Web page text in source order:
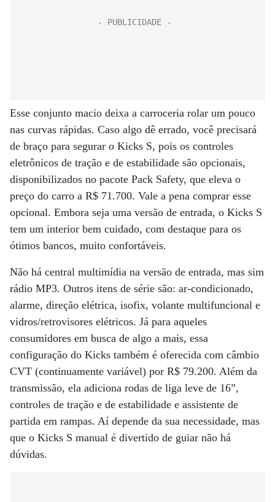
Esse conjunto macio deixa a carroceria rolar um pouco
nas curvas rápidas. Caso algo dê errado, você precisará
de braço para segurar o Kicks S, pois os controles
eletrônicos de tração e de estabilidade são opcionais,
disponibilizados no pacote Pack Safety, que eleva o
preço do carro a R$ 71.700. Vale a pena comprar esse
opcional. Embora seja uma versão de entrada, o Kicks S
tem um interior bem cuidado, com destaque para os
ótimos bancos, muito confortáveis.
Não há central multimídia na versão de entrada, mas sim
rádio MP3. Outros itens de série são: ar-condicionado,
alarme, direção elétrica, isofix, volante multifuncional e
vidros/retrovisores elétricos. Já para aqueles
consumidores em busca de algo a mais, essa
configuração do Kicks também é oferecida com câmbio
CVT (continuamente variável) por R$ 79.200. Além da
transmissão, ela adiciona rodas de liga leve de 16”,
controles de tração e de estabilidade e assistente de
partida em rampas. Aí depende da sua necessidade, mas
que o Kicks S manual é divertido de guiar não há
dúvidas.